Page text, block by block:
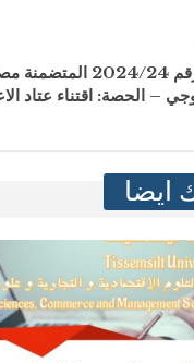
إعلان استشارة
– الحصة: اقتناء عتاد
ايضا